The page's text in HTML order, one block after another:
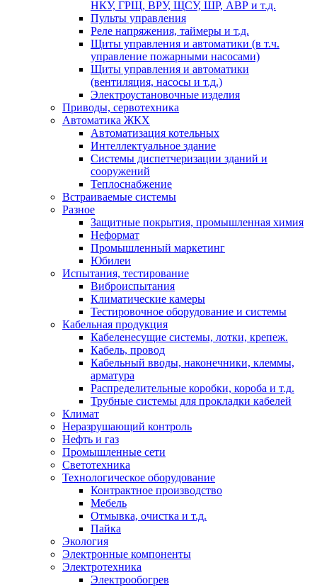
НКУ, ГРЩ, ВРУ, ЩСУ, ШР, АВР и т.д.
Пульты управления
Реле напряжения, таймеры и т.д.
Щиты управления и автоматики (в т.ч.
управление пожарными насосами)
Щиты управления и автоматики
(вентиляция, насосы и т.д.)
Электроустановочные изделия
Приводы, сервотехника
Автоматика ЖКХ
Автоматизация котельных
Интеллектуальное здание
Системы диспетчеризации зданий и
сооружений
Теплоснабжение
Встраиваемые системы
Разное
Защитные покрытия, промышленная химия
Неформат
Промышленный маркетинг
Юбилеи
Испытания, тестирование
Виброиспытания
Климатические камеры
Тестировочное оборудование и системы
Кабельная продукция
Кабеленесущие системы, лотки, крепеж.
Кабель, провод
Кабельный вводы, наконечники, клеммы,
арматура
Распределительные коробки, короба и т.д.
Трубные системы для прокладки кабелей
Климат
Неразрушающий контроль
Нефть и газ
Промышленные сети
Светотехника
Технологическое оборудование
Контрактное производство
Мебель
Отмывка, очистка и т.д.
Пайка
Экология
Электронные компоненты
Электротехника
Электрообогрев